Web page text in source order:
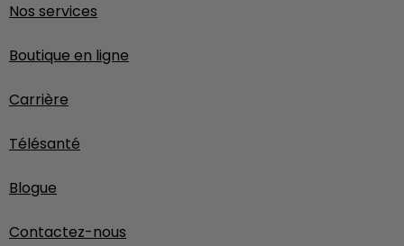
Nos services
Boutique en ligne
Carrière
Télésanté
Blogue
Contactez-nous